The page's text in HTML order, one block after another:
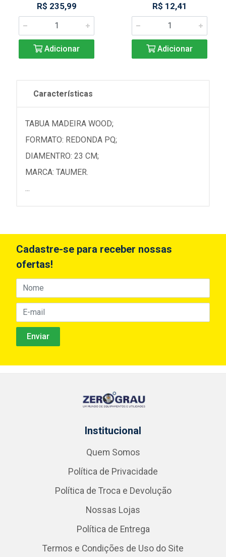
R$ 235,99
Adicionar
R$ 12,41
Adicionar
Características
TABUA MADEIRA WOOD;
FORMATO: REDONDA PQ;
DIAMENTRO: 23 CM;
MARCA: TAUMER.
Cadastre-se para receber nossas
ofertas!
Institucional
Quem Somos
Política de Privacidade
Política de Troca e Devolução
Nossas Lojas
Política de Entrega
Termos e Condições de Uso do Site